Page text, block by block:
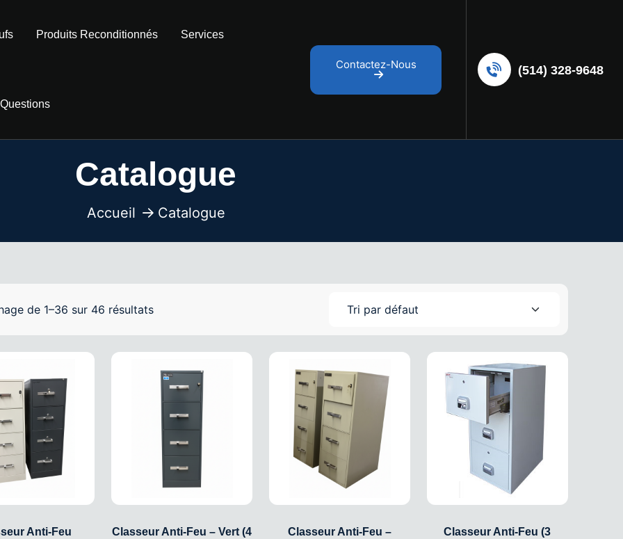
Produits Reconditionnés Services
Contactez-Nous (514) 328-9648
Catalogue
Accueil Catalogue
de 1–36 sur 46 résultats
Anti-Feu
Classeur Anti-Feu – Vert (4
Classeur Anti-Feu –
Classeur Anti-Feu (3